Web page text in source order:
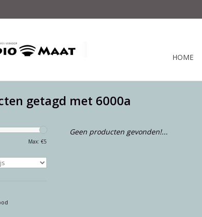
HOME
getagd met 6000a
Max: €5
Geen producten gevonden!...